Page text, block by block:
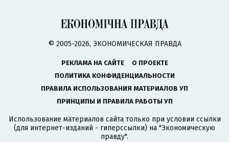
© 2005-2026, ЭКОНОМИЧЕСКАЯ ПРАВДА
РЕКЛАМА НА САЙТЕ
О ПРОЕКТЕ
ПОЛИТИКА КОНФИДЕНЦИАЛЬНОСТИ
ПРАВИЛА ИСПОЛЬЗОВАНИЯ МАТЕРИАЛОВ УП
ПРИНЦИПЫ И ПРАВИЛА РАБОТЫ УП
Использование материалов сайта только при условии ссылки
(для интернет-изданий - гиперссылки) на "Экономическую
правду".